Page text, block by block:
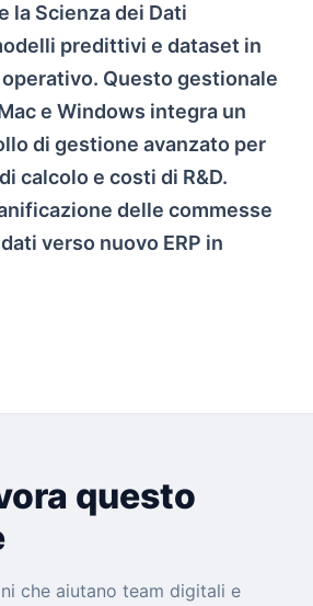
la Scienza dei Dati
predittivi e dataset in
Questo gestionale
e Windows integra un
di gestione avanzato per
calcolo e costi di R&D.
delle commesse
verso nuovo ERP in
questo
che aiutano team digitali e